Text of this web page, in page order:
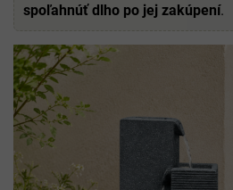
spoľahnúť dlho po jej zakúpení.